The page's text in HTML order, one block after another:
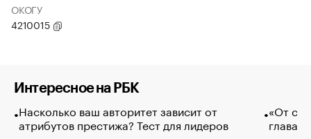
ОКОГУ
4210015
Интересное на РБК
Насколько ваш авторитет зависит от
атрибутов престижа? Тест для лидеров
«От
глава